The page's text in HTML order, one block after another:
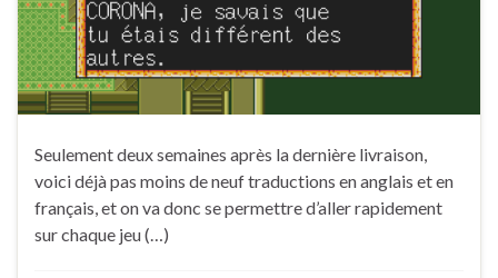
Seulement deux semaines après la dernière livraison,
voici déjà pas moins de neuf traductions en anglais et en
français, et on va donc se permettre d’aller rapidement
sur chaque jeu (…)